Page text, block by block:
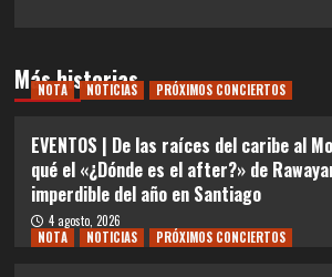
Más historias
NOTA NOTICIAS PRÓXIMOS CONCIERTOS
EVENTOS | De las raíces del caribe al
qué el «¿Dónde es el after?» de
imperdible del año en Santiago
4 agosto, 2026
NOTA
NOTICIAS PRÓXIMOS CONCIERTOS